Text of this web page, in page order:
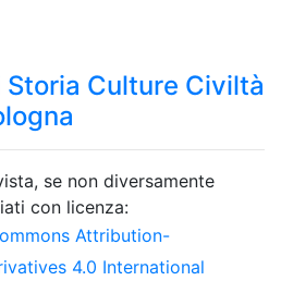
Culture Civiltà
se non diversamente
con licenza:
Attribution-
4.0 International